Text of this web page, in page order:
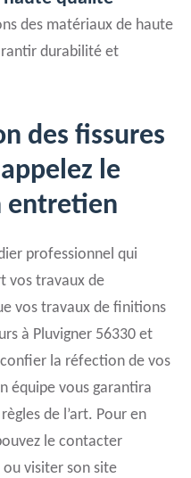
des matériaux de haute
durabilité et
des fissures
le
entretien
professionnel qui
vos travaux de
vos travaux de finitions
à Pluvigner 56330 et
la réfection de vos
équipe vous garantira
de l’art. Pour en
le contacter
ou visiter son site